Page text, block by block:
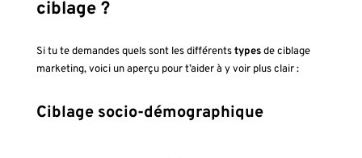
ciblage ?
Si tu te demandes quels sont les différentstypesde ciblage
marketing, voici un aperçu pour t’aider à y voir plus clair :
Ciblage socio-démographique